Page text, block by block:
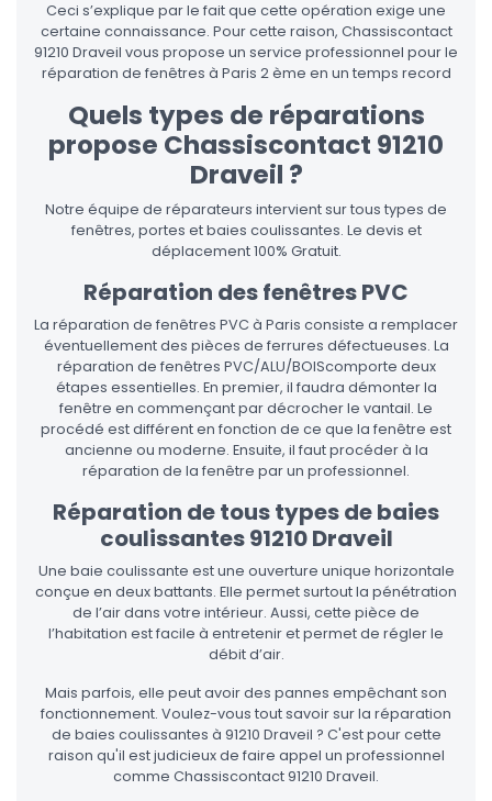
Ceci s’explique par le fait que cette opération exige une
certaine connaissance. Pour cette raison, Chassiscontact
91210 Draveil vous propose un service professionnel pour le
réparation de fenêtres à Paris 2 ème en un temps record
Quels types de réparations
propose Chassiscontact 91210
Draveil ?
Notre équipe de réparateurs intervient sur tous types de
fenêtres, portes et baies coulissantes. Le devis et
déplacement 100% Gratuit.
Réparation des fenêtres PVC
La réparation de fenêtres PVC à Paris consiste a remplacer
éventuellement des pièces de ferrures défectueuses. La
réparation de fenêtres PVC/ALU/BOIScomporte deux
étapes essentielles. En premier, il faudra démonter la
fenêtre en commençant par décrocher le vantail. Le
procédé est différent en fonction de ce que la fenêtre est
ancienne ou moderne. Ensuite, il faut procéder à la
réparation de la fenêtre par un professionnel.
Réparation de tous types de baies
coulissantes 91210 Draveil
Une baie coulissante est une ouverture unique horizontale
conçue en deux battants. Elle permet surtout la pénétration
de l’air dans votre intérieur. Aussi, cette pièce de
l’habitation est facile à entretenir et permet de régler le
débit d’air.
Mais parfois, elle peut avoir des pannes empêchant son
fonctionnement. Voulez-vous tout savoir sur la réparation
de baies coulissantes à 91210 Draveil ? C'est pour cette
raison qu'il est judicieux de faire appel un professionnel
comme Chassiscontact 91210 Draveil.